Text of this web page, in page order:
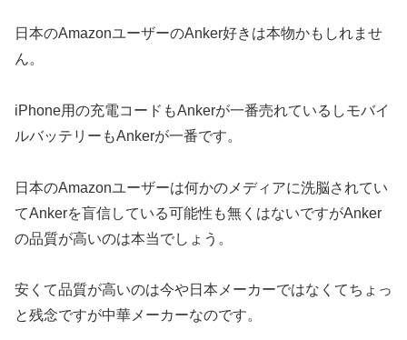
日本のAmazonユーザーのAnker好きは本物かもしれませ
ん。
iPhone用の充電コードもAnkerが一番売れているしモバイ
ルバッテリーもAnkerが一番です。
日本のAmazonユーザーは何かのメディアに洗脳されてい
てAnkerを盲信している可能性も無くはないですがAnker
の品質が高いのは本当でしょう。
安くて品質が高いのは今や日本メーカーではなくてちょっ
と残念ですが中華メーカーなのです。